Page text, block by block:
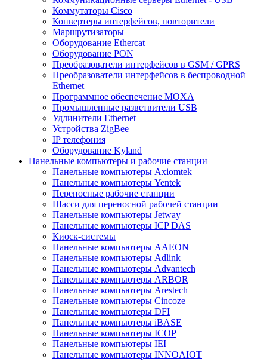
Коммутаторы Cisco
Конвертеры интерфейсов, повторители
Маршрутизаторы
Оборудование Ethercat
Оборудование PON
Преобразователи интерфейсов в GSM / GPRS
Преобразователи интерфейсов в беспроводной
Ethernet
Программное обеспечение MOXA
Промышленные разветвители USB
Удлинители Ethernet
Устройства ZigBee
IP телефония
Оборудование Kyland
Панельные компьютеры и рабочие станции
Панельные компьютеры Axiomtek
Панельные компьютеры Yentek
Переносные рабочие станции
Шасси для переносной рабочей станции
Панельные компьютеры Jetway
Панельные компьютеры ICP DAS
Киоск-системы
Панельные компьютеры AAEON
Панельные компьютеры Adlink
Панельные компьютеры Advantech
Панельные компьютеры ARBOR
Панельные компьютеры Arestech
Панельные компьютеры Cincoze
Панельные компьютеры DFI
Панельные компьютеры iBASE
Панельные компьютеры ICOP
Панельные компьютеры IEI
Панельные компьютеры INNOAIOT